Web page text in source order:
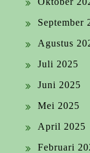
September
Agustus
Juli 2025
Juni 2025
Mei 2025
April 2025
Februari